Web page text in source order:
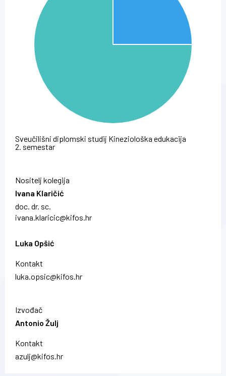
Sveučilišni diplomski studij Kineziološka edukacija
2. semestar
Nositelj kolegija
Ivana Klaričić
doc. dr. sc.
ivana.klaricic@kifos.hr
Luka Opšić
Kontakt
luka.opsic@kifos.hr
Izvođač
Antonio Žulj
Kontakt
azulj@kifos.hr